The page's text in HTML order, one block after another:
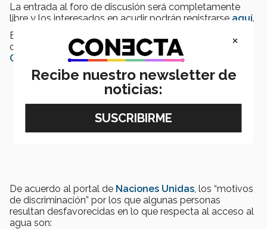
La entrada al foro de discusión será completamente
libre y los interesados en acudir podrán registrarse aquí.
El evento será transmitido totalmente en vivo a través
de
“Livestream”y Facebook Live, en la “
” del
Centro del Agua para América Latina y el Caribe.
De acuerdo al portal de Naciones Unidas , los “motivos
de discriminación” por los que algunas personas
resultan desfavorecidas en lo que respecta al acceso al
agua son:
×
Recibe nuestro newsletter de
noticias: